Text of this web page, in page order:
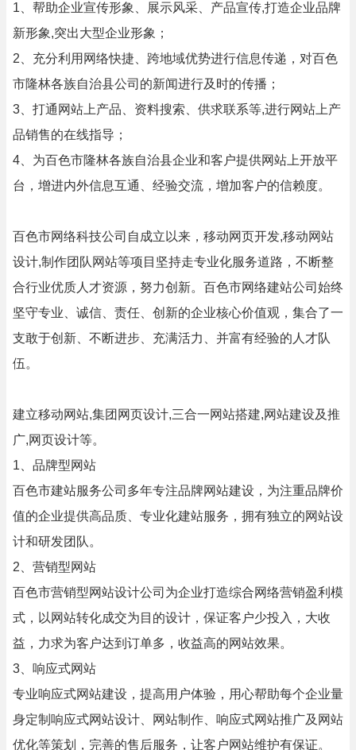
1、帮助企业宣传形象、展示风采、产品宣传,打造企业品牌
新形象,突出大型企业形象；
2、充分利用网络快捷、跨地域优势进行信息传递，对百色
市隆林各族自治县公司的新闻进行及时的传播；
3、打通网站上产品、资料搜索、供求联系等,进行网站上产
品销售的在线指导；
4、为百色市隆林各族自治县企业和客户提供网站上开放平
台，增进内外信息互通、经验交流，增加客户的信赖度。
百色市网络科技公司自成立以来，移动网页开发,移动网站
设计,制作团队网站等项目坚持走专业化服务道路，不断整
合行业优质人才资源，努力创新。百色市网络建站公司始终
坚守专业、诚信、责任、创新的企业核心价值观，集合了一
支敢于创新、不断进步、充满活力、并富有经验的人才队
伍。
建立移动网站,集团网页设计,三合一网站搭建,网站建设及推
广,网页设计等。
1、品牌型网站
百色市建站服务公司多年专注品牌网站建设，为注重品牌价
值的企业提供高品质、专业化建站服务，拥有独立的网站设
计和研发团队。
2、营销型网站
百色市营销型网站设计公司为企业打造综合网络营销盈利模
式，以网站转化成交为目的设计，保证客户少投入，大收
益，力求为客户达到订单多，收益高的网站效果。
3、响应式网站
专业响应式网站建设，提高用户体验，用心帮助每个企业量
身定制响应式网站设计、网站制作、响应式网站推广及网站
优化等策划，完善的售后服务，让客户网站维护有保证。